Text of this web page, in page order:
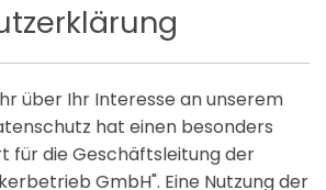
über Ihr Interesse an unserem
hat einen besonders
für die Geschäftsleitung der
GmbH". Eine Nutzung der